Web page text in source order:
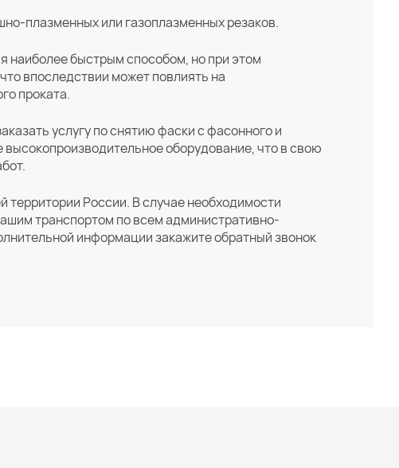
плазменных или газоплазменных резаков.
наиболее быстрым способом, но при этом
впоследствии может повлиять на
проката.
услугу по снятию фаски с фасонного и
оборудование, что в свою
территории России. В случае необходимости
транспортом по всем административно-
информации закажите обратный звонок